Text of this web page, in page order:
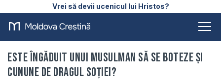
Vrei să devii ucenicul lui Hristos?
Este îngăduit unui musulman să se boteze şi
cunune de dragul soției?